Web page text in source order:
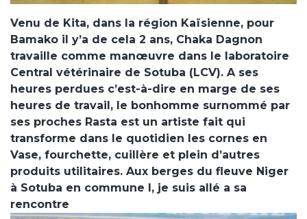
Venu de Kita, dans la région Kaïsienne, pour
Bamako il y’a de cela 2 ans, Chaka Dagnon
travaille comme manœuvre dans le laboratoire
Central vétérinaire de Sotuba (LCV). A ses
heures perdues c’est-à-dire en marge de ses
heures de travail, le bonhomme surnommé par
ses proches Rasta est un artiste fait qui
transforme dans le quotidien les cornes en
Vase, fourchette, cuillère et plein d’autres
produits utilitaires. Aux berges du fleuve Niger
à Sotuba en commune I, je suis allé a sa
rencontre